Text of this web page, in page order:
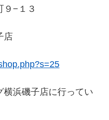
９−１３
店
浜磯子店に行ってい